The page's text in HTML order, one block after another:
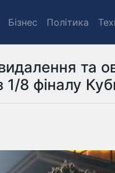
Бізнес Політика
та
8 фіналу